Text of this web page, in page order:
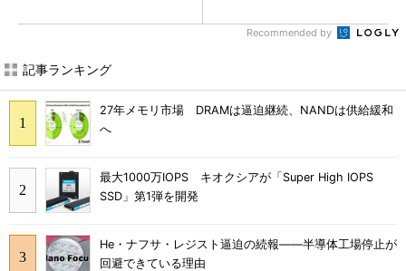
Recommended by
記事ランキング
27年メモリ市場 DRAMは逼迫継続、NANDは供給緩和
へ
最大1000万IOPS キオクシアが「Super High IOPS
SSD」第1弾を開発
He・ナフサ・レジスト逼迫の続報――半導体工場停止が
回避できている理由